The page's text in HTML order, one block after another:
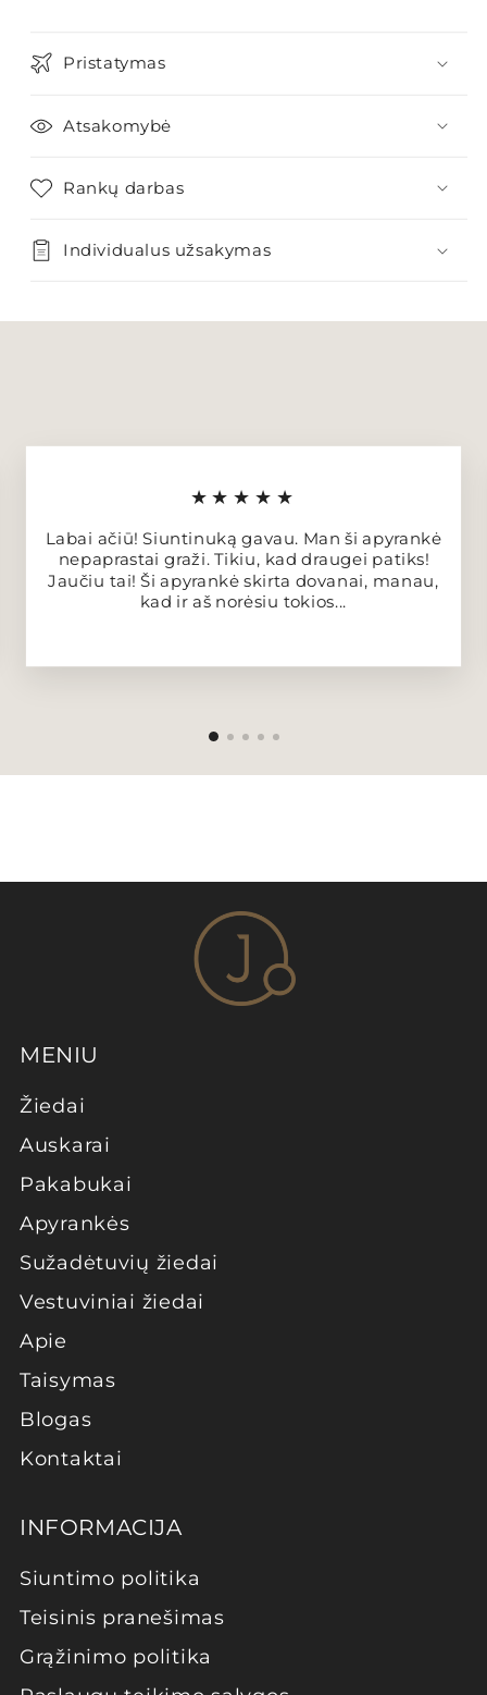
Pristatymas
Atsakomybė
Rankų darbas
Individualus užsakymas
MENIU
Žiedai
Auskarai
Pakabukai
Apyrankės
Sužadėtuvių žiedai
Vestuviniai žiedai
Apie
Taisymas
Blogas
Kontaktai
INFORMACIJA
Siuntimo politika
Teisinis pranešimas
Grąžinimo politika